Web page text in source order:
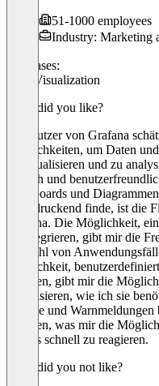
51-1000 employees
Industry: Marketing
Use cases:
Data Visualization
What did you like?
Als Nutzer von Grafana
Möglichkeiten, um Daten
zu visualisieren und zu
einfach und
Dashboards und
beeindruckend finde, ist die
Grafana. Die Möglichkeit,
zu integrieren, gibt mir die
Vielzahl von
Möglichkeit,
erstellen, gibt mir die
visualisieren, wie ich sie
Alarme und
erstellen, was mir die
Trends schnell zu reagieren.
What did you not like?